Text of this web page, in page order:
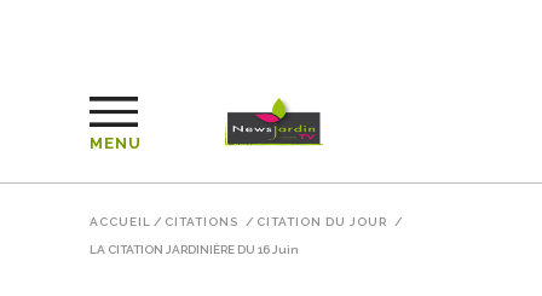
MENU
ACCUEIL / CITATIONS / CITATION DU JOUR /
LA CITATION JARDINIÈRE DU 16 Juin